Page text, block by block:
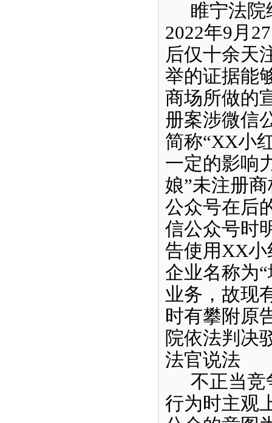
睢宁法院
2022年9月
后仅十余天
举的证据能
商场所做的
册案涉微信
简称“XX小
一定的影响
娘”未注册
公众号在后
信公众号时
告使用XX小
企业名称为
业务，故现
时有攀附原
院依法判决
法官说法
不正当竞
行为时主观